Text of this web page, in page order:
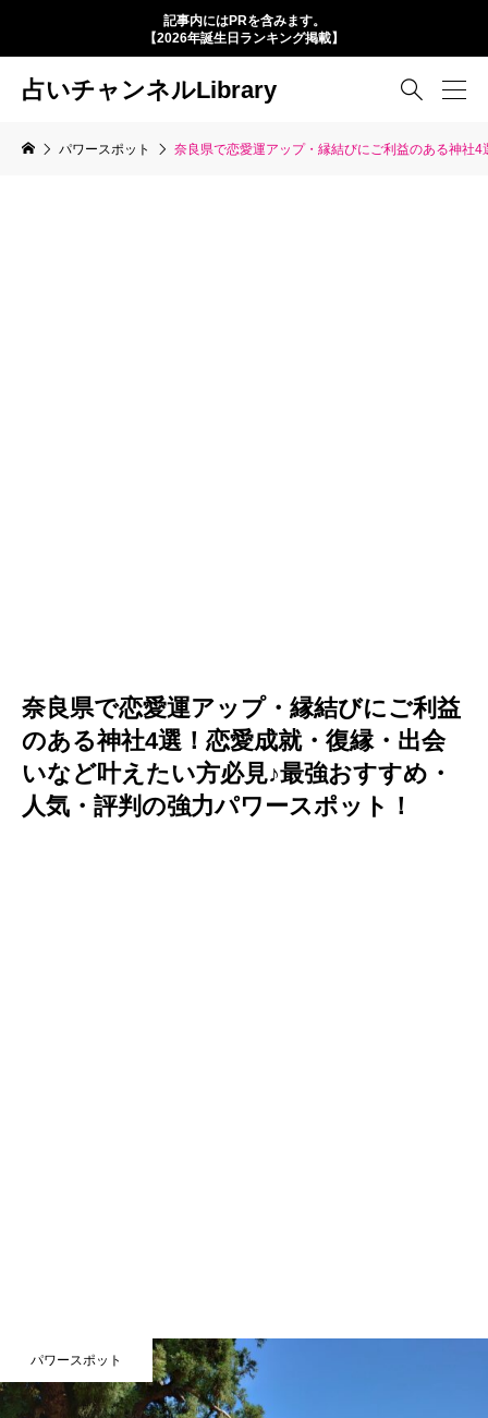
記事内にはPRを含みます。
【2026年誕生日ランキング掲載】
占いチャンネルLibrary 
パワースポット 奈良県で恋愛運アップ・縁結びにご利益のある神社
奈良県で恋愛運アップ・縁結びにご利益
のある神社4選！恋愛成就・復縁・出会
いなど叶えたい方必見♪最強おすすめ・
人気・評判の強力パワースポット！
パワースポット